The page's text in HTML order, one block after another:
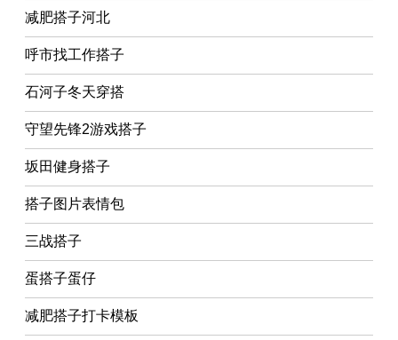
减肥搭子河北
呼市找工作搭子
石河子冬天穿搭
守望先锋2游戏搭子
坂田健身搭子
搭子图片表情包
三战搭子
蛋搭子蛋仔
减肥搭子打卡模板